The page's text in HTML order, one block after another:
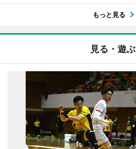
もっと見る
見る・遊ぶ